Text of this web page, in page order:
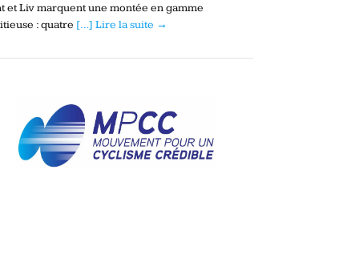
et Liv marquent une montée en gamme
: quatre […] Lire la suite →